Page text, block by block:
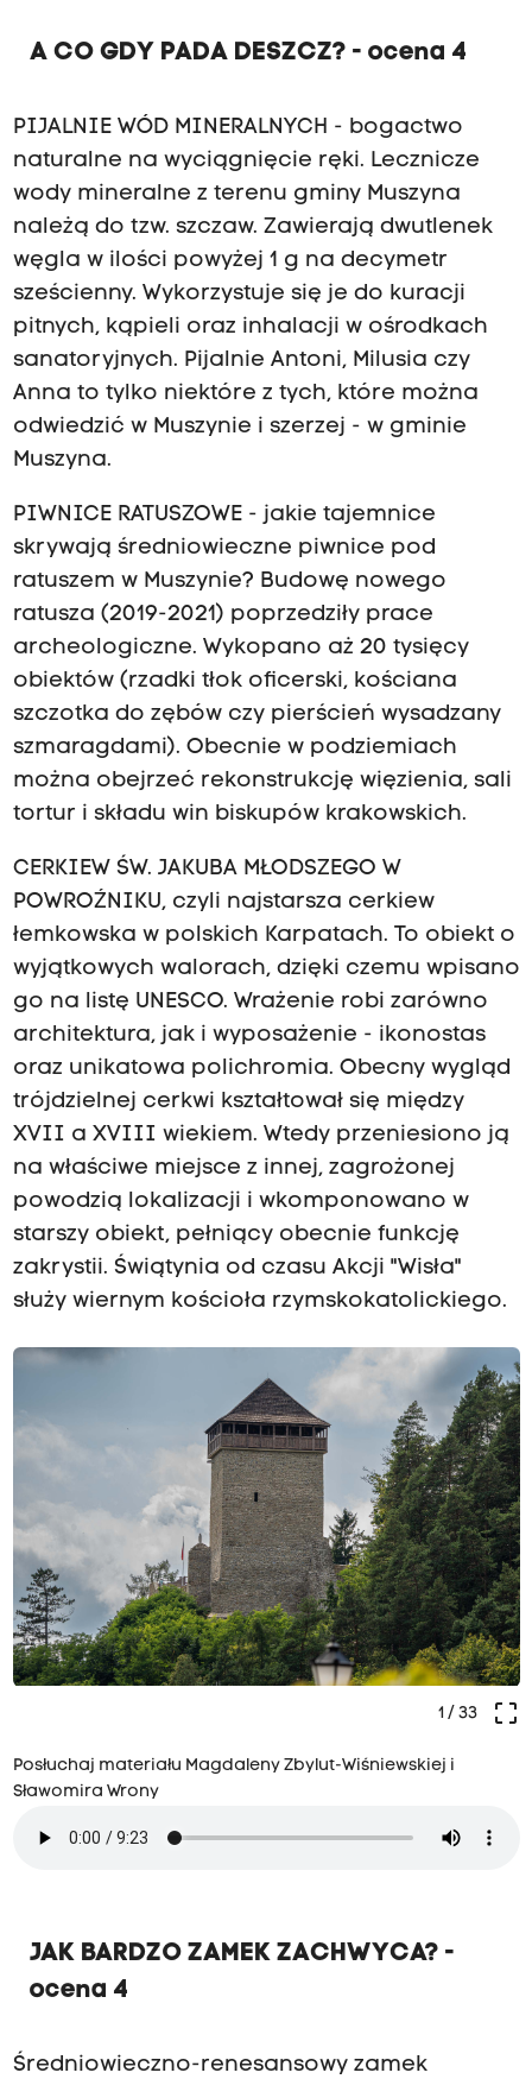
A CO GDY PADA DESZCZ? - ocena 4
PIJALNIE WÓD MINERALNYCH - bogactwo
naturalne na wyciągnięcie ręki. Lecznicze
wody mineralne z terenu gminy Muszyna
należą do tzw. szczaw. Zawierają dwutlenek
węgla w ilości powyżej 1 g na decymetr
sześcienny. Wykorzystuje się je do kuracji
pitnych, kąpieli oraz inhalacji w ośrodkach
sanatoryjnych. Pijalnie Antoni, Milusia czy
Anna to tylko niektóre z tych, które można
odwiedzić w Muszynie i szerzej - w gminie
Muszyna.
PIWNICE RATUSZOWE - jakie tajemnice
skrywają średniowieczne piwnice pod
ratuszem w Muszynie? Budowę nowego
ratusza (2019-2021) poprzedziły prace
archeologiczne. Wykopano aż 20 tysięcy
obiektów (rzadki tłok oficerski, kościana
szczotka do zębów czy pierścień wysadzany
szmaragdami). Obecnie w podziemiach
można obejrzeć rekonstrukcję więzienia, sali
tortur i składu win biskupów krakowskich.
CERKIEW ŚW. JAKUBA MŁODSZEGO W
POWROŹNIKU, czyli najstarsza cerkiew
łemkowska w polskich Karpatach. To obiekt o
wyjątkowych walorach, dzięki czemu wpisano
go na listę UNESCO. Wrażenie robi zarówno
architektura, jak i wyposażenie - ikonostas
oraz unikatowa polichromia. Obecny wygląd
trójdzielnej cerkwi kształtował się między
XVII a XVIII wiekiem. Wtedy przeniesiono ją
na właściwe miejsce z innej, zagrożonej
powodzią lokalizacji i wkomponowano w
starszy obiekt, pełniący obecnie funkcję
zakrystii. Świątynia od czasu Akcji "Wisła"
służy wiernym kościoła rzymskokatolickiego.
crop_free
1/ 33
Posłuchaj materiału Magdaleny Zbylut-Wiśniewskiej i
Sławomira Wrony
JAK BARDZO ZAMEK ZACHWYCA? -
ocena 4
Średniowieczno-renesansowy zamek